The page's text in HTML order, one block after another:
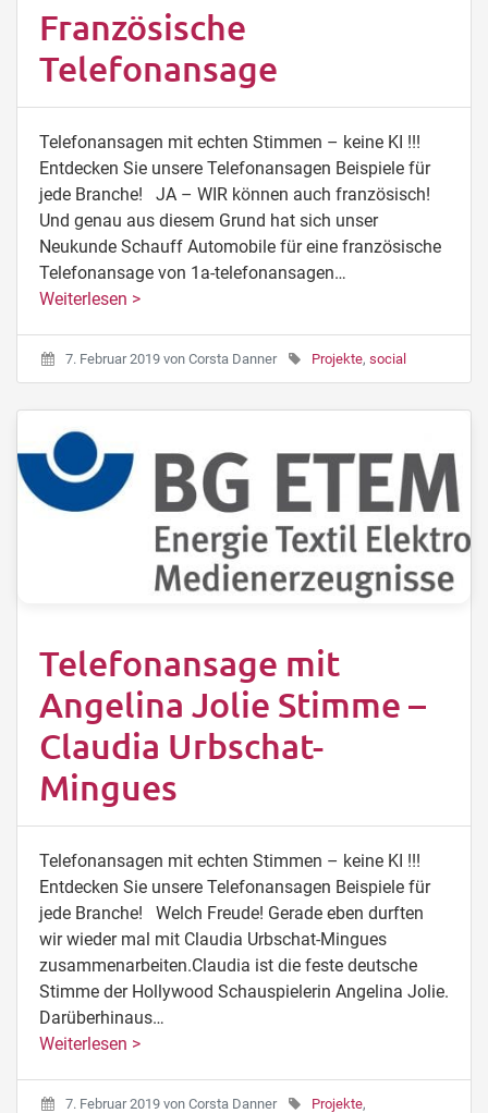
Französische
Telefonansage
Telefonansagen mit echten Stimmen – keine KI !!!
Entdecken Sie unsere Telefonansagen Beispiele für
jede Branche! JA – WIR können auch französisch!
Und genau aus diesem Grund hat sich unser
Neukunde Schauff Automobile für eine französische
Telefonansage von 1a-telefonansagen…
Weiterlesen >
7. Februar 2019 von Corsta Danner Projekte, social
Telefonansage mit
Angelina Jolie Stimme –
Claudia Urbschat-
Mingues
Telefonansagen mit echten Stimmen – keine KI !!!
Entdecken Sie unsere Telefonansagen Beispiele für
jede Branche! Welch Freude! Gerade eben durften
wir wieder mal mit Claudia Urbschat-Mingues
zusammenarbeiten.Claudia ist die feste deutsche
Stimme der Hollywood Schauspielerin Angelina Jolie.
Darüberhinaus…
Weiterlesen >
7. Februar 2019 von Corsta Danner Projekte,